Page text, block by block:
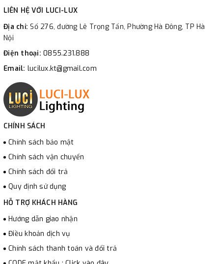
LIÊN HỆ VỚI LUCI-LUX
Địa chỉ:Số 276, đường Lê Trọng Tấn, Phường Hà Đông, TP Hà
Nội
Điện thoại: 0855.231.888
Email: lucilux.kt@gmail.com
CHÍNH SÁCH
Chính sách bảo mật
Chính sách vận chuyển
Chính sách đổi trả
Quy định sử dụng
HỖ TRỢ KHÁCH HÀNG
Hướng dẫn giao nhận
Điều khoản dịch vụ
Chính sách thanh toán và đổi trả